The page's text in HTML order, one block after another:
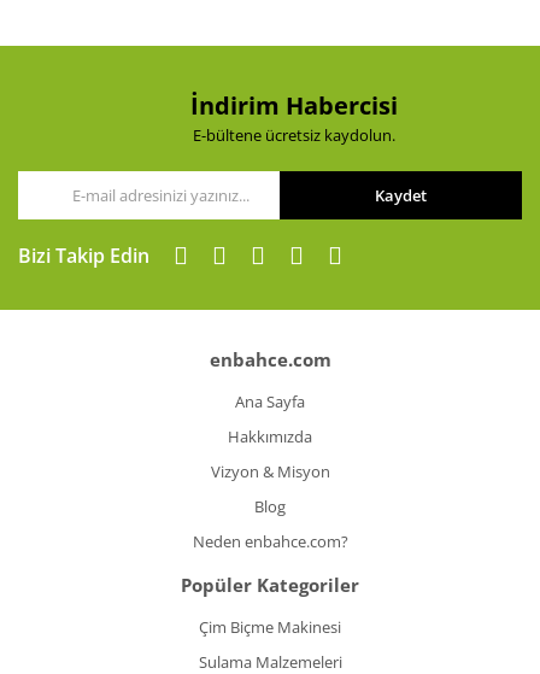
Ürün fiyatı diğer sitelerden daha pahalı.
Gönder
İndirim Habercisi
E-bültene ücretsiz kaydolun.
Kaydet
Bizi Takip Edin
enbahce.com
Ana Sayfa
Hakkımızda
Vizyon & Misyon
Blog
Neden enbahce.com?
Popüler Kategoriler
Çim Biçme Makinesi
Sulama Malzemeleri